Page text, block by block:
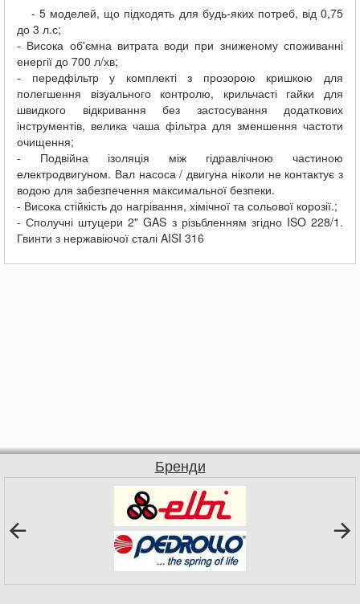
- 5 моделей, що підходять для будь-яких потреб, від 0,75
до 3 л.с;
- Висока об'ємна витрата води при зниженому споживанні
енергії до 700 л/хв;
- передфільтр у комплекті з прозорою кришкою для
полегшення візуального контролю, крильчасті гайки для
швидкого відкривання без застосування додаткових
інструментів, велика чаша фільтра для зменшення частоти
очищення;
- Подвійна ізоляція між гідравлічною частиною
електродвигуном. Вал насоса / двигуна ніколи не контактує з
водою для забезпечення максимальної безпеки.
- Висока стійкість до нагрівання, хімічної та сольової корозії.;
- Сполучні штуцери 2" GAS з різьбленням згідно ISO 228/1.
Гвинти з нержавіючої сталі AISI 316
Бренди